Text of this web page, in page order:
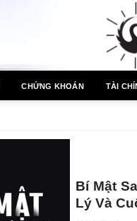
CHỨNG KHOÁN TÀI
Bí Mật
Lý Và